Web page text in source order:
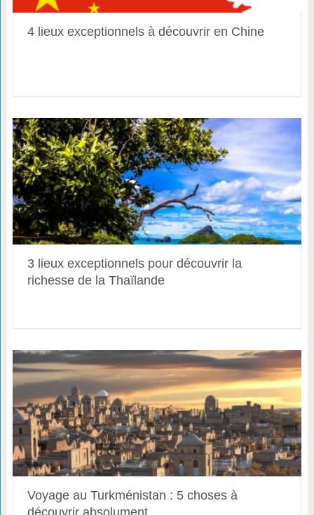
4 lieux exceptionnels à découvrir en Chine
3 lieux exceptionnels pour découvrir la
richesse de la Thaïlande
Voyage au Turkménistan : 5 choses à
découvrir absolument